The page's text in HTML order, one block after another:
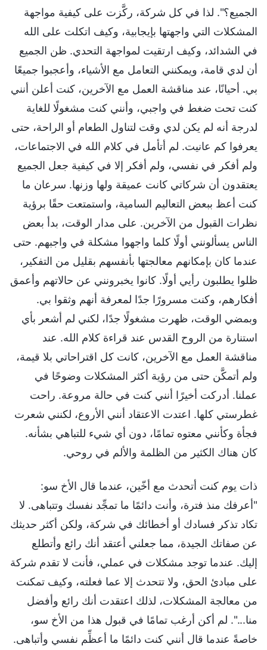
الجميع؟". لذا في كل شركة، ركَّزت على كيفية مواجهة
المشكلات التي واجهتها بإيجابية، وكيف اتكلت على الله
في الشدائد، وكيف ارتقيت لمواجهة التحدي. ظن الجميع
أن لدي قامة، ويمكنني التعامل مع الأشياء، وأعجبوا جميعًا
بي. أحيانًا، عند مناقشة العمل مع الآخرين، كنت أعلن أنني
كنت تحت ضغط في واجبي، وأنني كنت مشغولًا للغاية
لدرجة أنه لم يكن لدي وقت لتناول الطعام أو الراحة، حتى
يعرفوا كم عانيت. لم أتأمل في كلام الله في الاجتماعات،
ولم أفكر في نفسي، ولم أفكر إلا في كيفية جعل الجميع
يعتقدون أن شركاتي كانت عميقة ولها وزنها. سرعان ما
كنت أعظ ببعض التعاليم السامية، واستمتعت حقًا برؤية
نظرات القبول من الآخرين. على مدار الوقت، بدأ بعض
الناس يسألونني أولًا كلما واجهوا مشكلة في واجبهم. حتى
عندما كان بإمكانهم معالجتها بأنفسهم بقليل من التفكير،
ظلوا يطلبون رأيي أولًا. كانوا يخبرونني عن حالاتهم وأعمق
أفكارهم، وكنت مسرورًا جدًا لمعرفة أنهم وثقوا بي.
وبمضي الوقت، ظهرت مشغولًا جدًا، لكني لم أشعر بأي
استنارة من الروح القدس عند قراءة كلام الله. عند
مناقشة العمل مع الآخرين، كانت كل اقتراحاتي بلا قيمة،
ولم أتمكَّن حتى من رؤية أكثر المشكلات وضوحًا في
عملنا. أدركت أخيرًا أنني كنت في حالة مروعة. راحت
غطرستي كلها. اعتدت الاعتقاد أنني الأروع، لكنني شعرت
فجأة وكأنني معتوه تمامًا، دون أي شيء للتباهي بشأنه.
كان هناك الكثير من الظلمة والألم في روحي.
ذات يوم كنت أتحدث مع أخّين، عندما قال الأخ سو:
"أعرفك منذ فترة، وأنت دائمًا ما تمجِّد نفسك وتتباهى. لا
تكاد تذكر فسادك أو أخطائك في شركة، ولكن أكثر حديثك
عن صفاتك الجيدة، مما جعلني أعتقد أنك رائع وأتطلع
إليك. عندما توجد مشكلات في عملي، فأنت لا تقدم شركة
على مبادئ الحق، ولا تتحدث إلا عما فعلته، وكيف تمكنت
من معالجة المشكلات، لذلك اعتقدت أنك رائع وأفضل
منا...". لم أكن أرغب تمامًا في قبول هذا من الأخ سو،
خاصةً عندما قال أنني كنت دائمًا ما أعظِّم نفسي وأتباهى.